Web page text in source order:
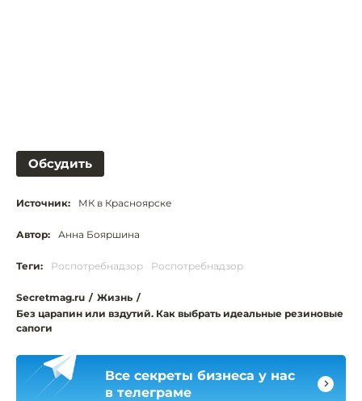
Обсудить
Источник: МК в Красноярске
Автор: Анна Бояршина
Теги: Роспотребнадзор Роспотребнадзор
Secretmag.ru / Жизнь /
Без царапин или вздутий. Как выбрать идеальные резиновые
сапоги
Все секреты бизнеса у нас
в телеграме